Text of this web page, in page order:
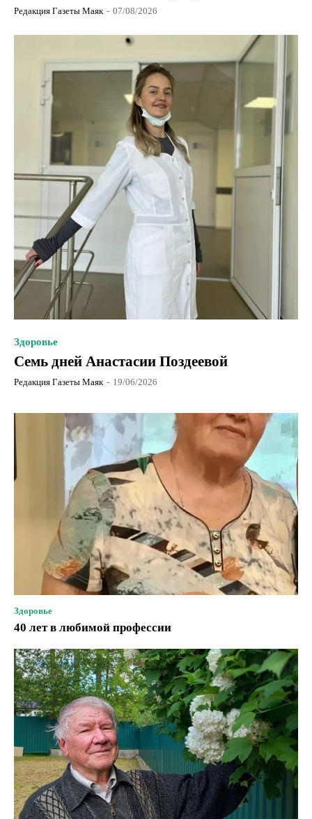
Редакция Газеты Маяк - 07/08/2026
Здоровье
Семь дней Анастасии Поздеевой
Редакция Газеты Маяк - 19/06/2026
Здоровье
40 лет в любимой профессии